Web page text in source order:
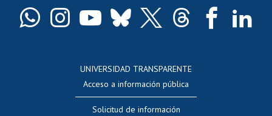
Docentes
Evaluación docente
UNIVERSIDAD TRANSPARENTE
Acceso a información pública
Solicitud de información